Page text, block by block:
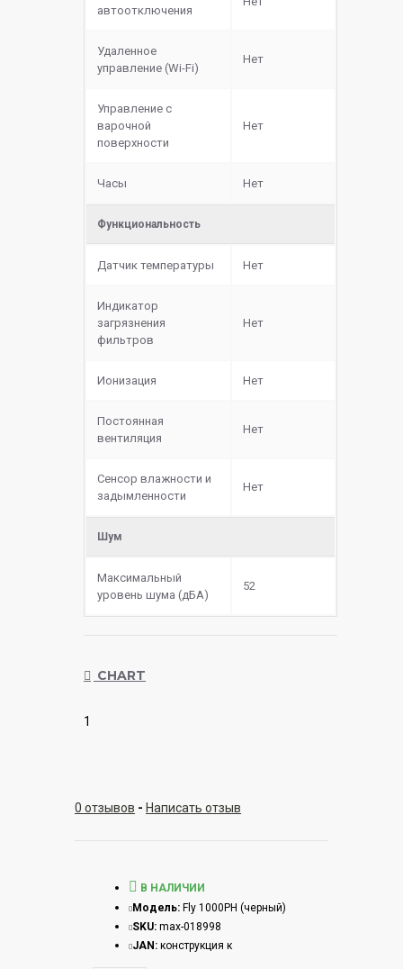
автоотключения
Удаленное
управление (Wi-Fi)
Нет
Управление с
варочной
поверхности
Нет
Часы Нет
Функциональность
Датчик температуры Нет
Индикатор
загрязнения
фильтров
Нет
Ионизация Нет
Постоянная
вентиляция
Нет
Сенсор влажности и
задымленности
Нет
Шум
Максимальный
уровень шума (дБА)
52
CHART
1
0 отзывов - Написать отзыв
В НАЛИЧИИ
Модель: Fly 1000PH (черный)
SKU: max-018998
JAN: конструкция к